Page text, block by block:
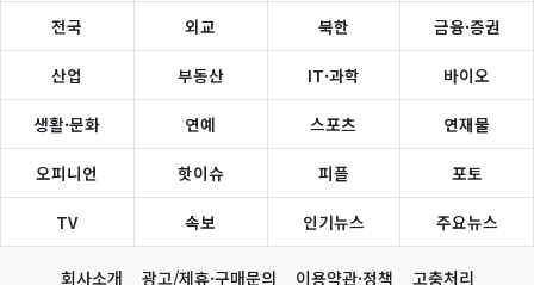
전국 외교 북한 금융·증권
산업 부동산 IT·과학 바이오
생활·문화 연예 스포츠 연재물
오피니언 핫이슈 피플 포토
TV 속보 인기뉴스 주요뉴스
회사소개 광고/제휴·구매문의 이용약관·정책 고충처리